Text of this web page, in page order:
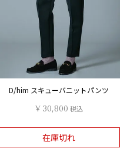
D/him スキューバニットパンツ
¥ 30,800 税込
在庫切れ